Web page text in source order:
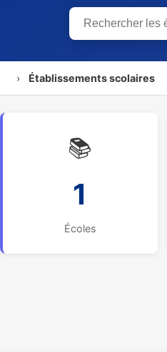
› Établissements scolaires
📚
1
Écoles